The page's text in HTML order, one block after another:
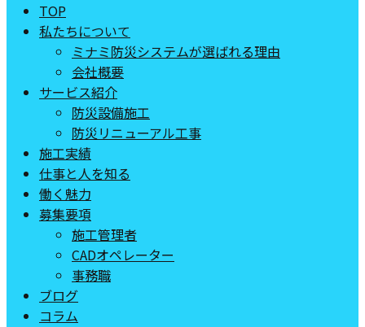
TOP
私たちについて
ミナミ防災システムが選ばれる理由
会社概要
サービス紹介
防災設備施工
防災リニューアル工事
施工実績
仕事と人を知る
働く魅力
募集要項
施工管理者
CADオペレーター
事務職
ブログ
コラム